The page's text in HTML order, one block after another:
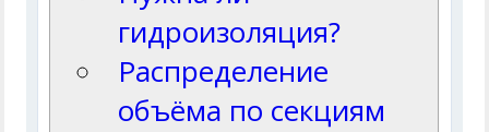
гидроизоляция?
Распределение
объёма по секциям